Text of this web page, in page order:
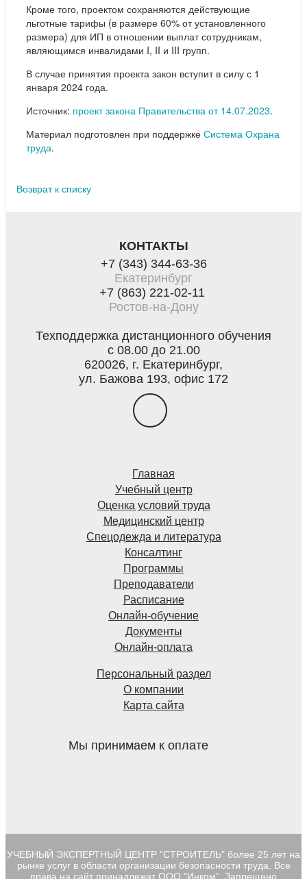
Кроме того, проектом сохраняются действующие
льготные тарифы (в размере 60% от установленного
размера) для ИП в отношении выплат сотрудникам,
являющимся инвалидами I, II и III групп.
В случае принятия проекта закон вступит в силу с 1
января 2024 года.
Источник: проект закона Правительства от 14.07.2023.
Материал подготовлен при поддержке Система Охрана
труда.
Возврат к списку
КОНТАКТЫ
+7 (343) 344-63-36
Екатеринбург
+7 (863) 221-02-11
Ростов-на-Дону
Техподдержка дистанционного обучения
с 08.00 до 21.00
620026, г. Екатеринбург,
ул. Бажова 193, офис 172
Главная
Учебный центр
Оценка условий труда
Медицинский центр
Спецодежда и литература
Консалтинг
Программы
Преподаватели
Расписание
Онлайн-обучение
Документы
Онлайн-оплата
Персональный раздел
О компании
Карта сайта
Мы принимаем к оплате
УЧЕБНЫЙ ЭКСПЕРТНЫЙ ЦЕНТР "СТРОИТЕЛЬ" более 25 лет на
рынке услуг в области организации безопасности труда. Все
права на сайт принадлежат ООО "Инком". Запрещено